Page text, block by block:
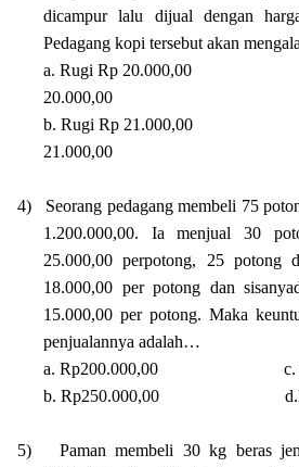
dicampur lalu dijual dengan
Pedagang kopi tersebut akan
a. Rugi Rp 20.000,00
20.000,00
b. Rugi Rp 21.000,00
21.000,00
4)
Seorang pedagang membeli 75
1.200.000,00. Ia menjual 30
25.000,00 perpotong, 25 potong
18.000,00 per potong dan
15.000,00 per potong. Maka
penjualannya adalah…
a. Rp200.000,00 c. Rp
b. Rp250.000,00 d.Rp
5)
Paman membeli 30 kg beras